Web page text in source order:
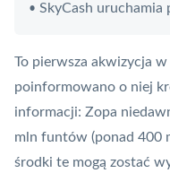
• SkyCash
To pierwsza akwizycja
poinformowano o niej
informacji: Zopa
mln funtów (ponad 400
środki te mogą zostać